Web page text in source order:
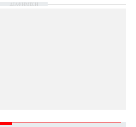
ΔΙΑΦΗΜΙΣΗ